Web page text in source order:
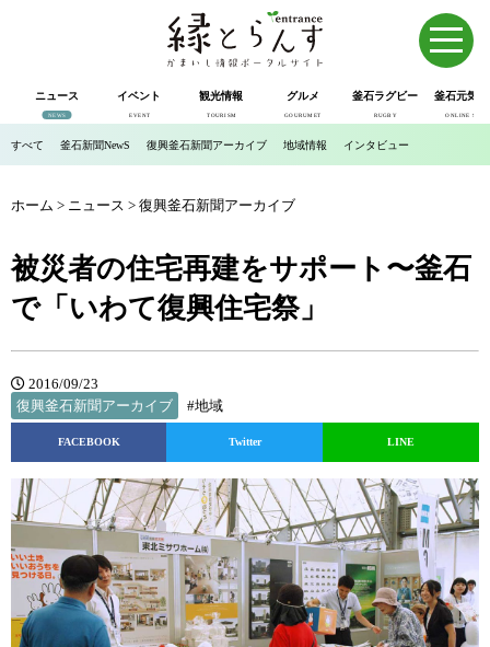
ニュース
NEWS
イベント
EVENT
観光情報
TOURISM
グルメ
GOURUMET
釜石ラグビー
RUGBY
釜石元気
ONLINE SHOP
すべて 釜石新聞NewS 復興釜石新聞アーカイブ 地域情報 インタビュー
ホーム > ニュース > 復興釜石新聞アーカイブ
被災者の住宅再建をサポート〜釜石
で「いわて復興住宅祭」
2016/09/23
復興釜石新聞アーカイブ
#地域
FACEBOOK Twitter LINE